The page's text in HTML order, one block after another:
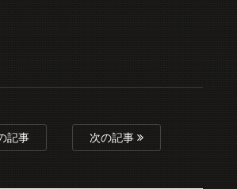
記事 次の記事